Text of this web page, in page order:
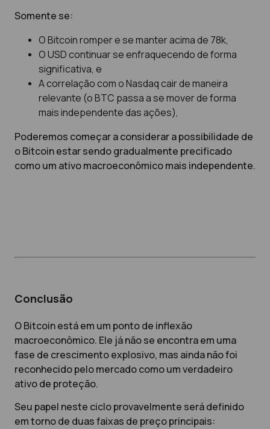
Somente se:
O Bitcoin romper e se manter acima de 78k,
O USD continuar se enfraquecendo de forma
significativa, e
A correlação com o Nasdaq cair de maneira
relevante (o BTC passa a se mover de forma
mais independente das ações),
Poderemos começar a considerar a possibilidade de
o Bitcoin estar sendo gradualmente precificado
como um ativo macroeconômico mais independente.
Conclusão
O Bitcoin está em um ponto de inflexão
macroeconômico. Ele já não se encontra em uma
fase de crescimento explosivo, mas ainda não foi
reconhecido pelo mercado como um verdadeiro
ativo de proteção.
Seu papel neste ciclo provavelmente será definido
em torno de duas faixas de preço principais: